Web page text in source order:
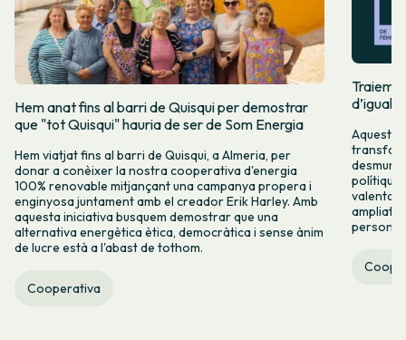
Hem anat fins al barri de Quisqui per demostrar
que "tot Quisqui" hauria de ser de Som Energia
Hem viatjat fins al barri de Quisqui, a Almeria, per
donar a conèixer la nostra cooperativa d'energia
100% renovable mitjançant una campanya propera i
enginyosa juntament amb el creador Erik Harley. Amb
aquesta iniciativa busquem demostrar que una
alternativa energètica ètica, democràtica i sense ànim
de lucre està a l'abast de tothom.
Cooperativa
Traiem
Aquest
valenta